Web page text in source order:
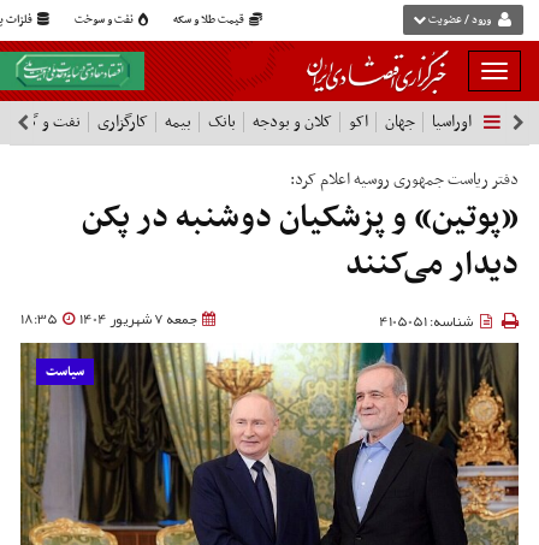
قیمت طلا و سکه نفت و سوخت فلزات ورود / عضویت
بار
و
بسته
نمودن
فهرست
اوراسیا جهان اکو کلان و بودجه بانک بیمه کارگزاری نفت و گاز
دفتر ریاست جمهوری روسیه اعلام کرد:
«پوتین» و پزشکیان دوشنبه در پکن
دیدار می‌کنند
جمعه 7 شهریور 1404 18:35 شناسه: 4105051
سیاست